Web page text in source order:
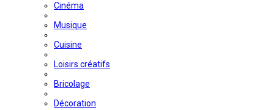
Cinéma
Musique
Cuisine
Loisirs créatifs
Bricolage
Décoration